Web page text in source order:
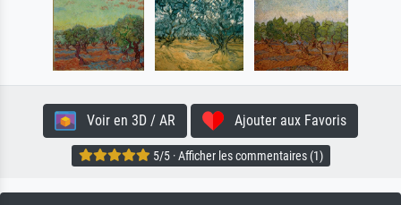
Voir en 3D / AR Ajouter aux Favoris
5/5 · Afficher les commentaires (1)